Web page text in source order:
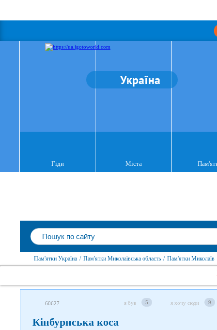
Україна
Гіди Міста
Пам'ятки Україна / Пам'ятки Миколаївська область / Пам'ятки Миколаїв
60627 я був 5 я хочу сюди 9
Кінбурнська коса